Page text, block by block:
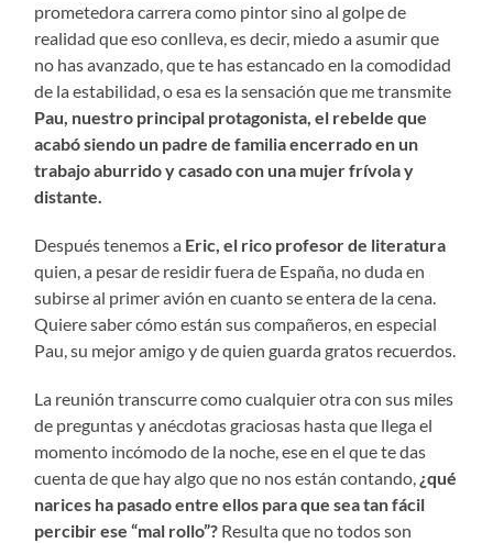
prometedora carrera como pintor sino al golpe de
realidad que eso conlleva, es decir, miedo a asumir que
no has avanzado, que te has estancado en la comodidad
de la estabilidad, o esa es la sensación que me transmite
Pau, nuestro principal protagonista, el rebelde que
acabó siendo un padre de familia encerrado en un
trabajo aburrido y casado con una mujer frívola y
distante.
Después tenemos a Eric, el rico profesor de literatura
quien, a pesar de residir fuera de España, no duda en
subirse al primer avión en cuanto se entera de la cena.
Quiere saber cómo están sus compañeros, en especial
Pau, su mejor amigo y de quien guarda gratos recuerdos.
La reunión transcurre como cualquier otra con sus miles
de preguntas y anécdotas graciosas hasta que llega el
momento incómodo de la noche, ese en el que te das
cuenta de que hay algo que no nos están contando, ¿qué
narices ha pasado entre ellos para que sea tan fácil
percibir ese “mal rollo”? Resulta que no todos son